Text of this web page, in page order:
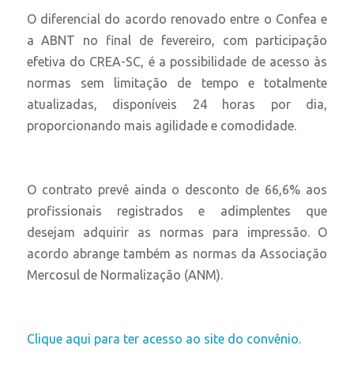
O diferencial do acordo renovado entre o Confea e
a ABNT no final de fevereiro, com participação
efetiva do CREA-SC, é a possibilidade de acesso às
normas sem limitação de tempo e totalmente
atualizadas, disponíveis 24 horas por dia,
proporcionando mais agilidade e comodidade.
O contrato prevê ainda o desconto de 66,6% aos
profissionais registrados e adimplentes que
desejam adquirir as normas para impressão. O
acordo abrange também as normas da Associação
Mercosul de Normalização (ANM).
Clique aqui para ter acesso ao site do convênio.